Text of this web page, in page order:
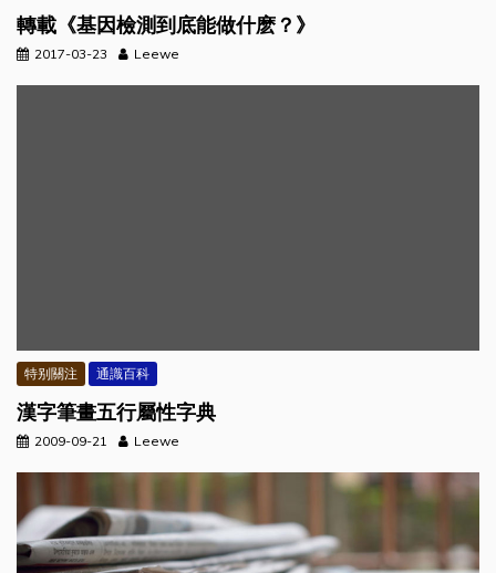
轉載《基因檢測到底能做什麽？》
2017-03-23 Leewe
特别關注 通識百科
漢字筆畫五行屬性字典
2009-09-21 Leewe